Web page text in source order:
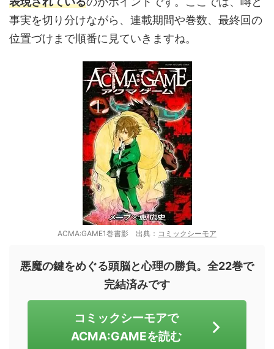
事実を切り分けながら、連載期間や巻数、最終回の
位置づけまで順番に見ていきますね。
ACMA:GAME1巻書影 出典： コミックシーモア
悪魔の鍵をめぐる頭脳と心理の勝負。全22巻で
完結済みです
コミックシーモアで
ACMA:GAMEを読む